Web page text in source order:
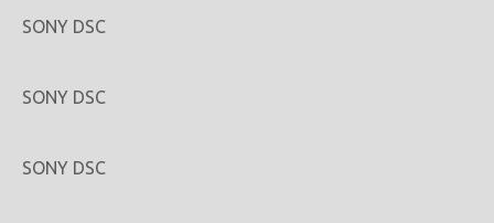
SONY DSC
SONY DSC
SONY DSC